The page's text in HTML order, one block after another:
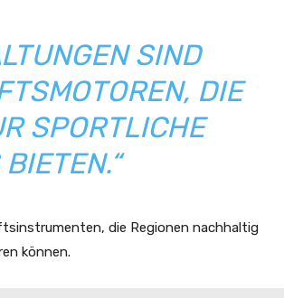
SIND
DIE
SPORTLICHE
die Regionen nachhaltig
können.